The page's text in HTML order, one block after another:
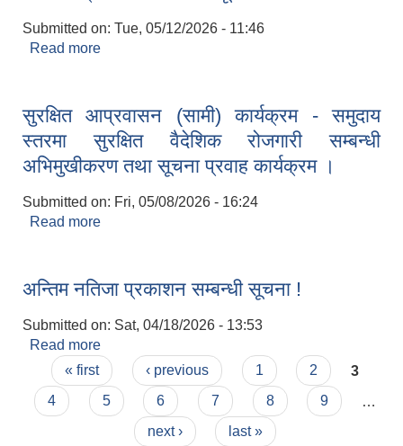
Submitted on: Tue, 05/12/2026 - 11:46
Read more
सुरक्षित आप्रवासन (सामी) कार्यक्रम - समुदाय
स्तरमा सुरक्षित वैदेशिक रोजगारी सम्बन्धी
अभिमुखीकरण तथा सूचना प्रवाह कार्यक्रम ।
Submitted on: Fri, 05/08/2026 - 16:24
Read more
अन्तिम नतिजा प्रकाशन सम्बन्धी सूचना !
Submitted on: Sat, 04/18/2026 - 13:53
Read more
Pages
« first ‹ previous 1 2
3
4
5 6 7 8 9
next ›
last »